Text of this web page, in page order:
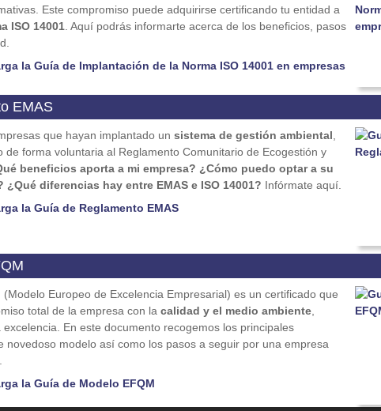
Este compromiso puede adquirirse certificando tu entidad a
ISO 14001 . Aquí podrás informarte acerca de los beneficios, pasos
la Guía de Implantación de la Norma ISO 14001 en empresas
EMAS
que hayan implantado un sistema de gestión ambiental
de forma voluntaria al Reglamento Comunitario de Ecogestión y
beneficios aporta a mi empresa? ¿Cómo puedo optar a su
¿Qué diferencias hay entre EMAS e ISO 14001? Infórmate aquí.
la Guía de Reglamento EMAS
(Modelo Europeo de Excelencia Empresarial) es un certificado que
total de la empresa con la calidad y el medio ambiente
En este documento recogemos los principales
novedoso modelo así como los pasos a seguir por una empresa
la Guía de Modelo EFQM